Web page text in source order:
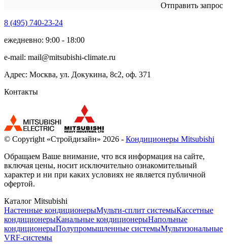
Отправить запрос
8 (495) 740-23-24
ежедневно: 9:00 - 18:00
e-mail: mail@mitsubishi-climate.ru
Адрес: Москва, ул. Докукина, 8с2, оф. 371
Контакты
© Copyright «Стройдизайн» 2026 - Кондиционеры Mitsubishi
Обращаем Ваше внимание, что вся информация на сайте,
включая цены, носит исключительно ознакомительный
характер и ни при каких условиях не является публичной
офертой.
Каталог Mitsubishi
Настенные кондиционерыМульти-сплит системыКассетные
кондиционерыКанальные кондиционерыНапольные
кондиционерыПолупромышленные системыМультизональные
VRF-системы